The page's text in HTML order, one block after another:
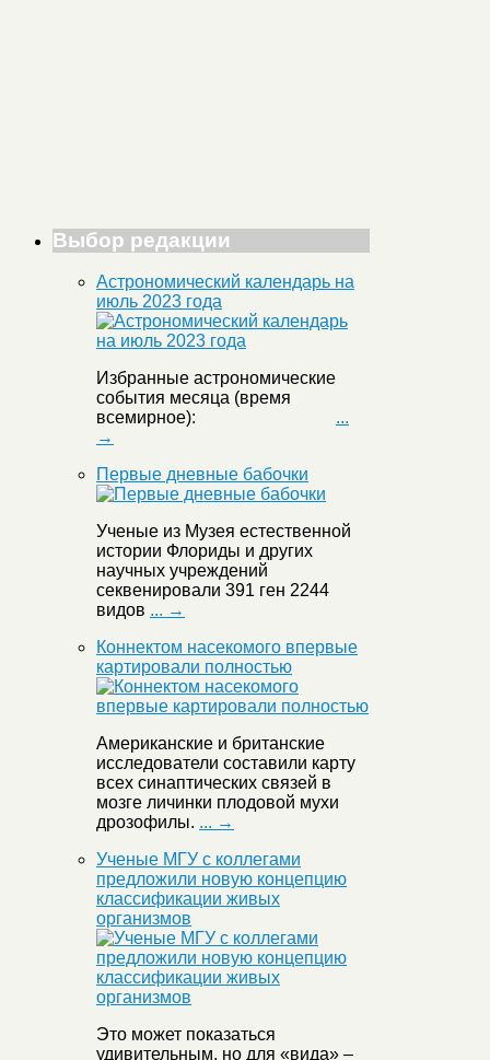
Выбор редакции
Астрономический календарь на
июль 2023 года
Избранные астрономические
события месяца (время
всемирное): ...
→
Первые дневные бабочки
Ученые из Музея естественной
истории Флориды и других
научных учреждений
секвенировали 391 ген 2244
видов ... →
Коннектом насекомого впервые
картировали полностью
Американские и британские
исследователи составили карту
всех синаптических связей в
мозге личинки плодовой мухи
дрозофилы. ... →
Ученые МГУ с коллегами
предложили новую концепцию
классификации живых
организмов
Это может показаться
удивительным, но для «вида» –